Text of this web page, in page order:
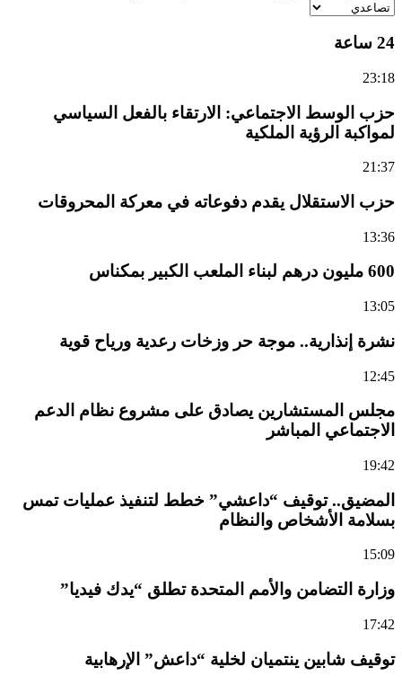
24 ساعة
23:18
حزب الوسط الاجتماعي: الارتقاء بالفعل السياسي
لمواكبة الرؤية الملكية
21:37
حزب الاستقلال يقدم دفوعاته في معركة المحروقات
13:36
600 مليون درهم لبناء الملعب الكبير بمكناس
13:05
نشرة إنذارية.. موجة حر وزخات رعدية ورياح قوية
12:45
مجلس المستشارين يصادق على مشروع نظام الدعم
الاجتماعي المباشر
19:42
المضيق.. توقيف “داعشي” خطط لتنفيذ عمليات تمس
بسلامة الأشخاص والنظام
15:09
وزارة التضامن والأمم المتحدة تطلق “يدك فيديا”
17:42
توقيف شابين ينتميان لخلية “داعش” الإرهابية